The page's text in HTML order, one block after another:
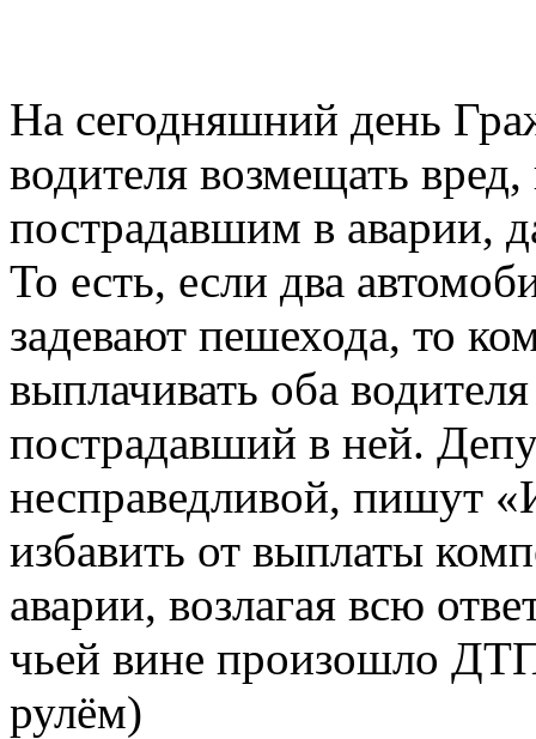
На сегодняшний день
водителя возмещать
пострадавшим в аварии,
То есть, если два
задевают пешехода, то
выплачивать оба
пострадавший в ней.
несправедливой, пишут
избавить от выплаты
аварии, возлагая всю
чьей вине произошло
рулём)